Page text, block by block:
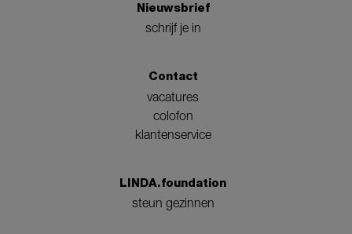
Nieuwsbrief
schrijf je in
Contact
vacatures
colofon
klantenservice
LINDA.foundation
steun gezinnen